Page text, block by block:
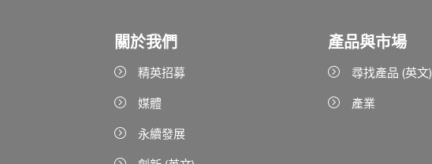
關於我們
精英招募
媒體
永續發展
產品與市場
尋找產品 (英文)
產業